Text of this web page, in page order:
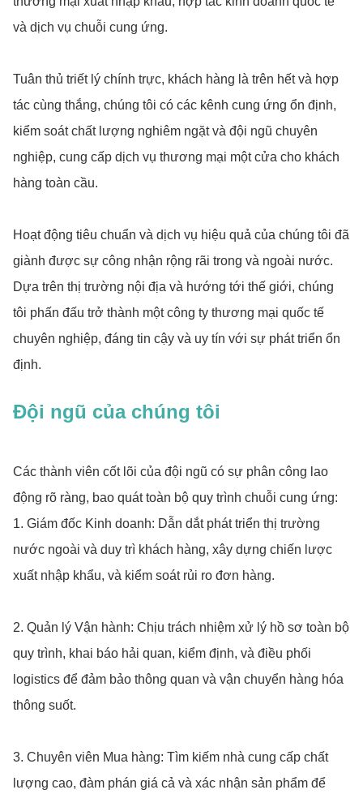
và dịch vụ chuỗi cung ứng.
Tuân thủ triết lý chính trực, khách hàng là trên hết và hợp
tác cùng thắng, chúng tôi có các kênh cung ứng ổn định,
kiểm soát chất lượng nghiêm ngặt và đội ngũ chuyên
nghiệp, cung cấp dịch vụ thương mại một cửa cho khách
hàng toàn cầu.
Hoạt động tiêu chuẩn và dịch vụ hiệu quả của chúng tôi đã
giành được sự công nhận rộng rãi trong và ngoài nước.
Dựa trên thị trường nội địa và hướng tới thế giới, chúng
tôi phấn đấu trở thành một công ty thương mại quốc tế
chuyên nghiệp, đáng tin cậy và uy tín với sự phát triển ổn
định.
Đội ngũ của chúng tôi
Các thành viên cốt lõi của đội ngũ có sự phân công lao
động rõ ràng, bao quát toàn bộ quy trình chuỗi cung ứng:
1. Giám đốc Kinh doanh: Dẫn dắt phát triển thị trường
nước ngoài và duy trì khách hàng, xây dựng chiến lược
xuất nhập khẩu, và kiểm soát rủi ro đơn hàng.
2. Quản lý Vận hành: Chịu trách nhiệm xử lý hồ sơ toàn bộ
quy trình, khai báo hải quan, kiểm định, và điều phối
logistics để đảm bảo thông quan và vận chuyển hàng hóa
thông suốt.
3. Chuyên viên Mua hàng: Tìm kiếm nhà cung cấp chất
lượng cao, đàm phán giá cả và xác nhận sản phẩm để